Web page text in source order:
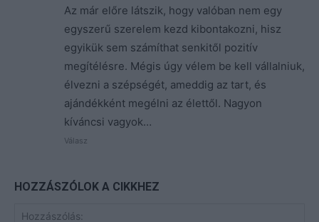
Az már előre látszik, hogy valóban nem egy
egyszerű szerelem kezd kibontakozni, hisz
egyikük sem számíthat senkitől pozitív
megítélésre. Mégis úgy vélem be kell vállalniuk,
élvezni a szépségét, ameddig az tart, és
ajándékként megélni az élettől. Nagyon
kíváncsi vagyok…
Válasz
HOZZÁSZÓLOK A CIKKHEZ